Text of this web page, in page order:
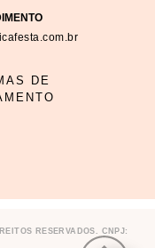
DE
RESERVADOS. CNPJ: